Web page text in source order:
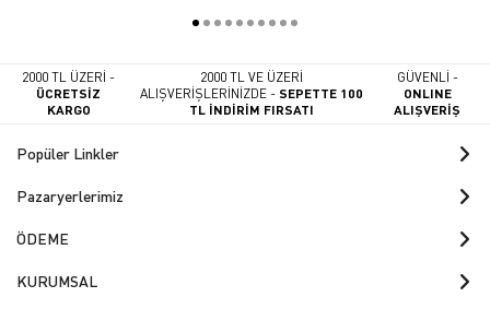
2000 TL ÜZERİ -
ÜCRETSİZ
KARGO
2000 TL VE ÜZERİ
ALIŞVERİŞLERİNİZDE -SEPETTE 100
TL İNDİRİM FIRSATI
GÜVENLİ -
ONLINE
ALIŞVERİŞ
Popüler Linkler
Pazaryerlerimiz
ÖDEME
KURUMSAL